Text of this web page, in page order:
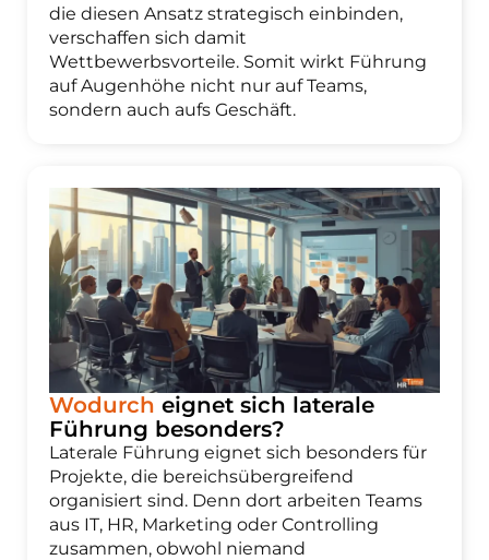
die diesen Ansatz strategisch einbinden,
verschaffen sich damit
Wettbewerbsvorteile. Somit wirkt Führung
auf Augenhöhe nicht nur auf Teams,
sondern auch aufs Geschäft.
Wodurch eignet sich laterale
Führung besonders?
Laterale Führung eignet sich besonders für
Projekte, die bereichsübergreifend
organisiert sind. Denn dort arbeiten Teams
aus IT, HR, Marketing oder Controlling
zusammen, obwohl niemand